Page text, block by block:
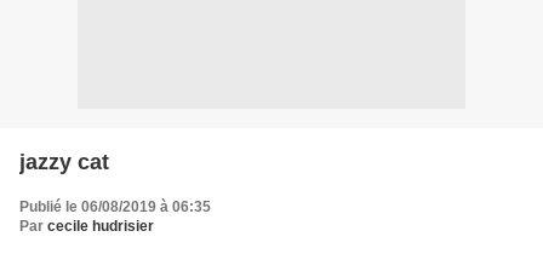
jazzy cat
Publié le 06/08/2019 à 06:35
Par cecile hudrisier